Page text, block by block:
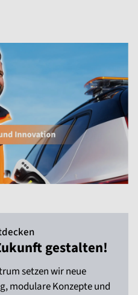
gestalten!
setzen wir neue
modulare Konzepte und